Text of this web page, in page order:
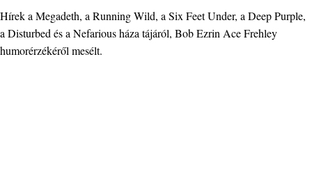
Hírek a Megadeth, a Running Wild, a Six Feet Under, a Deep Purple,
a Disturbed és a Nefarious háza tájáról, Bob Ezrin Ace Frehley
humorérzékéről mesélt.